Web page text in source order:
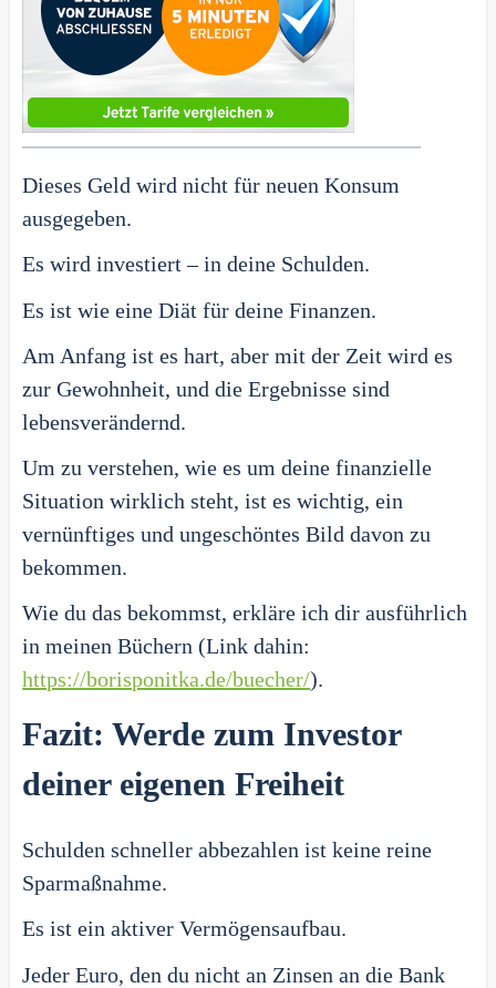
Dieses Geld wird nicht für neuen Konsum
ausgegeben.
Es wird investiert – in deine Schulden.
Es ist wie eine Diät für deine Finanzen.
Am Anfang ist es hart, aber mit der Zeit wird es
zur Gewohnheit, und die Ergebnisse sind
lebensverändernd.
Um zu verstehen, wie es um deine finanzielle
Situation wirklich steht, ist es wichtig, ein
vernünftiges und ungeschöntes Bild davon zu
bekommen.
Wie du das bekommst, erkläre ich dir ausführlich
in meinen Büchern (Link dahin:
https://borisponitka.de/buecher/).
Fazit: Werde zum Investor
deiner eigenen Freiheit
Schulden schneller abbezahlen ist keine reine
Sparmaßnahme.
Es ist ein aktiver Vermögensaufbau.
Jeder Euro, den du nicht an Zinsen an die Bank